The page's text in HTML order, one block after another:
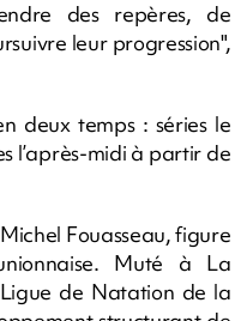
des repères, de
leur progression",
deux temps : séries le
l’après-midi à partir de
Fouasseau, figure
Muté à La
de Natation de la